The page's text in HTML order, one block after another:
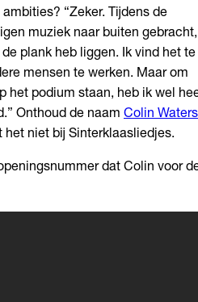
“Zeker. Tijdens de
muziek naar buiten gebracht,
plank heb liggen. Ik vind het te
mensen te werken. Maar om
het podium staan, heb ik wel
Onthoud de naam Colin Waters
het niet bij Sinterklaasliedjes.
dat Colin voor